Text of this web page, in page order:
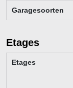
Garagesoorten
Etages
Etages